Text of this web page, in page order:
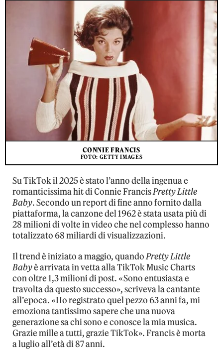
CONNIE FRANCIS
FOTO: GETTY IMAGES
Su TikTok il 2025 è stato l’anno della ingenua e
romanticissima hit di Connie FrancisPretty Little
Baby. Secondo un report di fine anno fornito dalla
piattaforma, la canzone del 1962 è stata usata più di
28 milioni di volte in video che nel complesso hanno
totalizzato 68 miliardi di visualizzazioni.
Il trend è iniziato a maggio, quandoPretty Little
Babyè arrivata in vetta alla TikTok Music Charts
con oltre 1,3 milioni di post. «Sono entusiasta e
travolta da questo successo», scriveva la cantante
all’epoca. «Ho registrato quel pezzo 63 anni fa, mi
emoziona tantissimo sapere che una nuova
generazione sa chi sono e conosce la mia musica.
Grazie mille a tutti, grazie TikTok». Francis è morta
a luglio all’età di 87 anni.